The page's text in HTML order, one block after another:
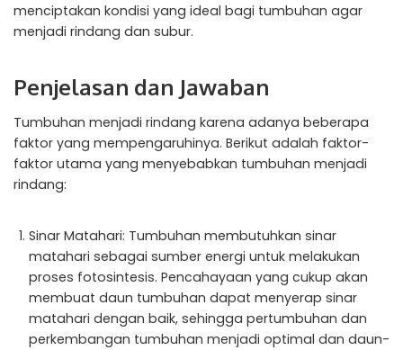
menciptakan kondisi yang ideal bagi tumbuhan agar
menjadi rindang dan subur.
Penjelasan dan Jawaban
Tumbuhan menjadi rindang karena adanya beberapa
faktor yang mempengaruhinya. Berikut adalah faktor-
faktor utama yang menyebabkan tumbuhan menjadi
rindang:
Sinar Matahari: Tumbuhan membutuhkan sinar
matahari sebagai sumber energi untuk melakukan
proses fotosintesis. Pencahayaan yang cukup akan
membuat daun tumbuhan dapat menyerap sinar
matahari dengan baik, sehingga pertumbuhan dan
perkembangan tumbuhan menjadi optimal dan daun-